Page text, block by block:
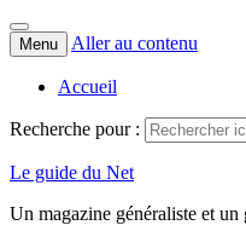
Menu Aller au contenu
Accueil
Recherche pour :
Le guide du Net
Un magazine généraliste et